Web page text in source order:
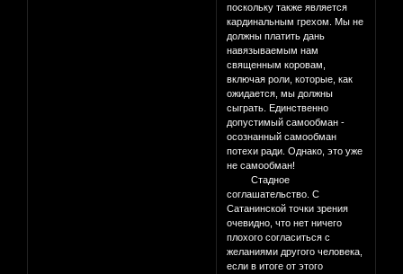
поскольку также является
кардинальным грехом. Мы не
должны платить дань
навязываемым нам
священным коровам,
включая роли, которые, как
ожидается, мы должны
сыграть. Единственно
допустимый самообман -
осознанный самообман
потехи ради. Однако, это уже
не самообман!
Стадное
соглашательство. С
Сатанинской точки зрения
очевидно, что нет ничего
плохого согласиться с
желаниями другого человека,
если в итоге от этого